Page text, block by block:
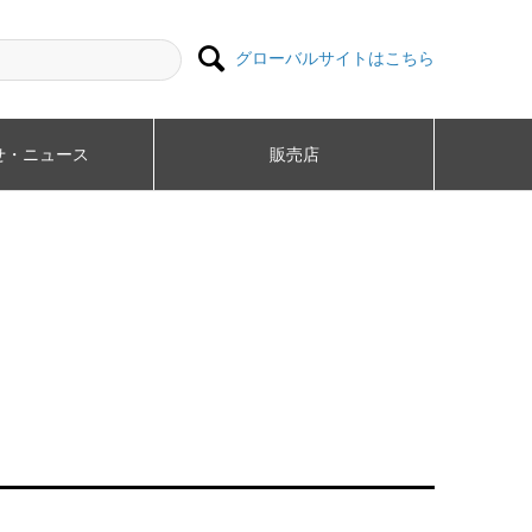
 グローバルサイトはこちら
・ニュース​ 販売店